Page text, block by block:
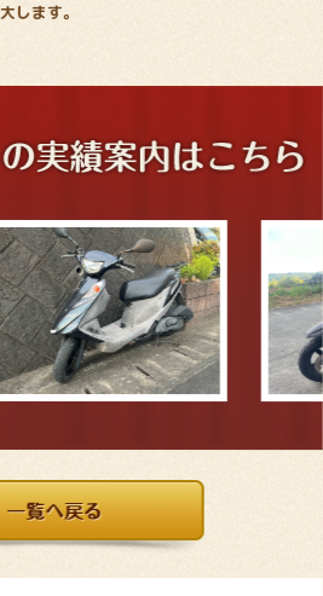
します。